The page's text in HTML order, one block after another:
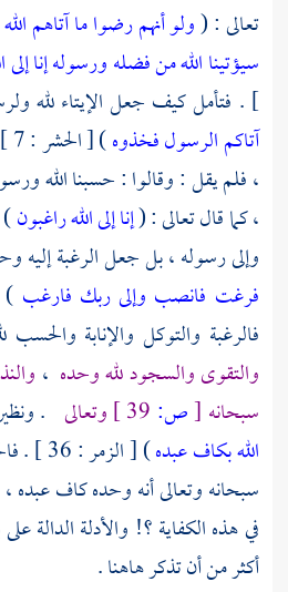
تعالى : (ولو أنهم رضوا ما آتاهم
سيؤتينا الله من فضله ورسوله إنا إلى
] . فتأمل كيف جعل الإيتاء لله
آتاكم الرسول فخذوه
)
، فلم يقل : وقالوا : حسبنا الله
، كما قال تعالى : (إنا إلى الله راغبون
وإلى رسوله ، بل جعل الرغبة إليه
فرغت فانصب وإلى ربك فارغب
فالرغبة والتوكل والإنابة
والتقوى والسجود لله وحده ،
سبحانه [ص: وتعالى .
الله بكاف عبده
) [
سبحانه وتعالى أنه وحده كاف عبده
في هذه الكفاية ؟! والأدلة الدالة
أكثر من أن تذكر هاهنا .